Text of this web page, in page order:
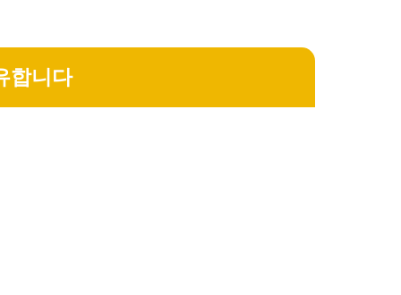
합니다